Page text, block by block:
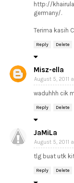
http://
germany/.
Terima kasih
Reply Delete
Misz-ella
August 5, 2011
waduhhh cik
Reply Delete
JaMiLa
August 5, 2011
tlg buat utk
Reply Delete